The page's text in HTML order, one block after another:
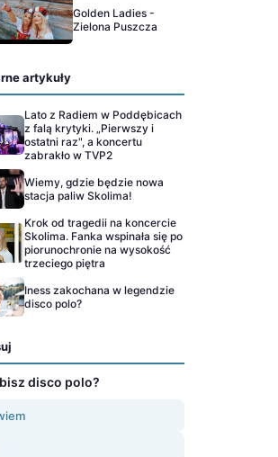
Golden Ladies -
Zielona Puszcza
artykuły
Lato z Radiem w Poddębicach
z falą krytyki. „Pierwszy i
ostatni raz", a koncertu
zabrakło w TVP2
Wiemy, gdzie będzie nowa
stacja paliw Skolima!
Krok od tragedii na koncercie
Skolima. Fanka wspinała się po
piorunochronie na wysokość
trzeciego piętra
Iness zakochana w legendzie
disco polo?
disco polo?